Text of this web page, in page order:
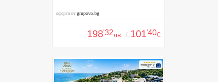
оферта отgrupovo.bg
198'32лв. / 101'40€